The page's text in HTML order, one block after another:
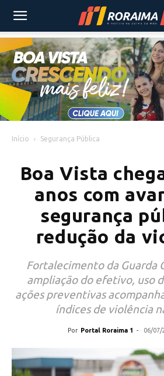
Início Segurança Pública
Boa Vista
anos com
segurança
redução da
Fortalecimento da Guarda
ampliação do efetivo, uso
ações preventivas
índices de violência
Por Portal Roraima 1 - 06/07/